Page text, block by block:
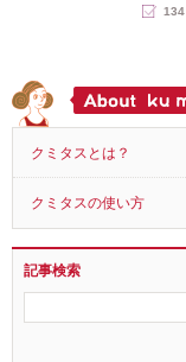
134
クミタスとは？
クミタスの使い方
記事検索